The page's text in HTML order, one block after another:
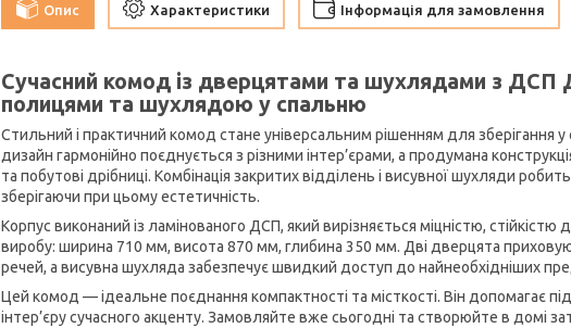
Опис Характеристики Інформація для замовлення
Сучасний комод із дверцятами та шухлядами з ДСП
полицями та шухлядою у спальню
Стильний і практичний комод стане універсальним рішенням для зберігання у
дизайн гармонійно поєднується з різними інтер’єрами, а продумана
та побутові дрібниці. Комбінація закритих відділень і висувної шухляди
зберігаючи при цьому естетичність.
Корпус виконаний із ламінованого ДСП, який вирізняється міцністю,
виробу: ширина 710 мм, висота 870 мм, глибина 350 мм. Дві дверцята
речей, а висувна шухляда забезпечує швидкий доступ до найнеобхідніших
Цей комод — ідеальне поєднання компактності та місткості. Він допомагає
інтер’єру сучасного акценту. Замовляйте вже сьогодні та створюйте в домі